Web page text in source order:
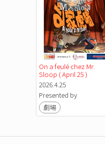
On a feulé chez Mr.
Sloop ( April 25 )
2026.4.25
Presented by
劇場